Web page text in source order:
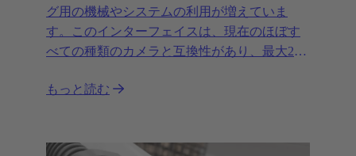
グ用の機械やシステムの利用が増えていま
す。このインターフェイスは、現在のほぼす
べての種類のカメラと互換性があり、最大20
す。
もっと読む